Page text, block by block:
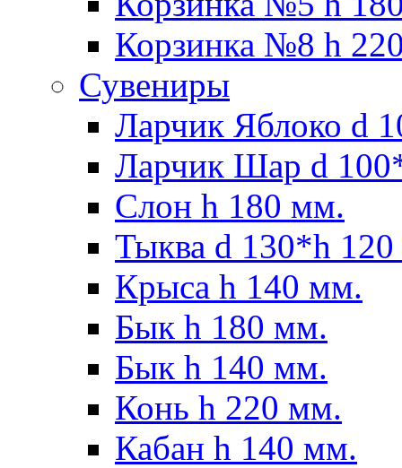
Корзинка №8 h
Сувениры
Ларчик Яблоко d
Ларчик Шар d
Слон h 180 мм.
Тыква d 130*h
Крыса h 140 мм.
Бык h 180 мм.
Бык h 140 мм.
Конь h 220 мм.
Кабан h 140 мм.